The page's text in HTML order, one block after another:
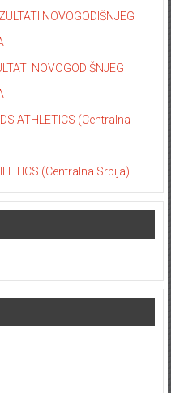
NOVOGODIŠNJEG
NOVOGODIŠNJEG
ATHLETICS (Centralna
(Centralna Srbija)